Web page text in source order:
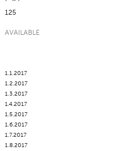
125
AVAILABLE
1.1.2017
1.2.2017
1.3.2017
1.4.2017
1.5.2017
1.6.2017
1.7.2017
1.8.2017